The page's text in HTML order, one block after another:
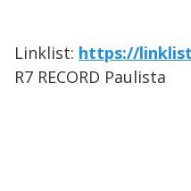
Linklist: https://
R7 RECORD Paulista